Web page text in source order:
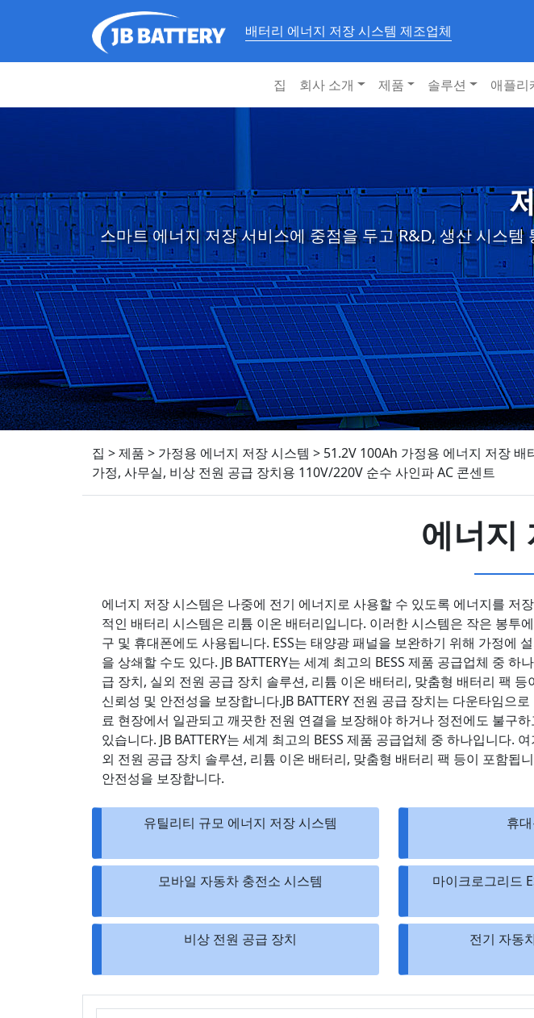
배터리 에너지 저장 시스템 제조업체
집 회사 소개 제품 솔루션 애플리
스마트 에너지 저장 서비스에 중점을 두고 R&D, 생산 시스
집 >제품 > 가정용 에너지 저장 시스템 > 51.2V 100Ah 가정용 에너지 저장
가정, 사무실, 비상 전원 공급 장치용 110V/220V 순수 사인파 AC 콘센트
에너지
에너지 저장 시스템은 나중에 전기 에너지로 사용할 수 있도록 에너지를 저
적인 배터리 시스템은 리튬 이온 배터리입니다. 이러한 시스템은 작은 봉투
구 및 휴대폰에도 사용됩니다. ESS는 태양광 패널을 보완하기 위해 가정에
을 상쇄할 수도 있다. JB BATTERY는 세계 최고의 BESS 제품 공급업체 중
급 장치, 실외 전원 공급 장치 솔루션, 리튬 이온 배터리, 맞춤형 배터리 팩
신뢰성 및 안전성을 보장합니다.JB BATTERY 전원 공급 장치는 다운타임
료 현장에서 일관되고 깨끗한 전원 연결을 보장해야 하거나 정전에도 불구
있습니다. JB BATTERY는 세계 최고의 BESS 제품 공급업체 중 하나입니다
외 전원 공급 장치 솔루션, 리튬 이온 배터리, 맞춤형 배터리 팩 등이 포함
안전성을 보장합니다.
유틸리티 규모 에너지 저장 시스템 휴
모바일 자동차 충전소 시스템 마이크로그리드
비상 전원 공급 장치 전기 자동